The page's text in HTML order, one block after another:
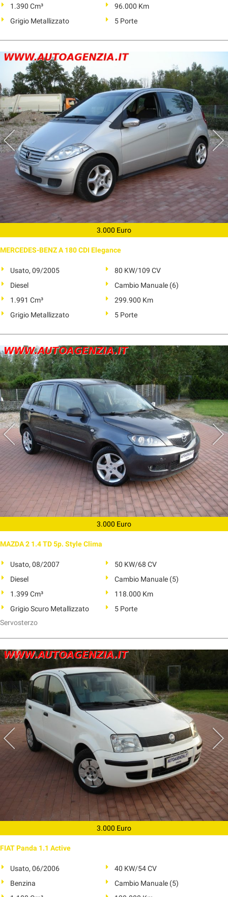
1.390 Cm³
96.000 Km
Grigio Metallizzato
5 Porte
3.000 Euro
MERCEDES-BENZ A 180 CDI Elegance
Usato, 09/2005
80 KW/109 CV
Diesel
Cambio Manuale (6)
1.991 Cm³
299.900 Km
Grigio Metallizzato
5 Porte
3.000 Euro
MAZDA 2 1.4 TD 5p. Style Clima
Usato, 08/2007
50 KW/68 CV
Diesel
Cambio Manuale (5)
1.399 Cm³
118.000 Km
Grigio Scuro Metallizzato
5 Porte
Servosterzo
3.000 Euro
FIAT Panda 1.1 Active
Usato, 06/2006
40 KW/54 CV
Benzina
Cambio Manuale (5)